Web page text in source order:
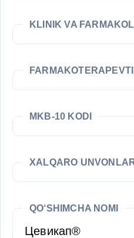
KLINIK VA
MKB-10 KODI
XALQARO
QO‘SHIMCHA NOMI
Цевикап®